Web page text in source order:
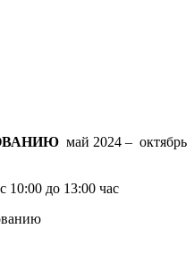
май 2024 – октябрь
10:00 до 13:00 час